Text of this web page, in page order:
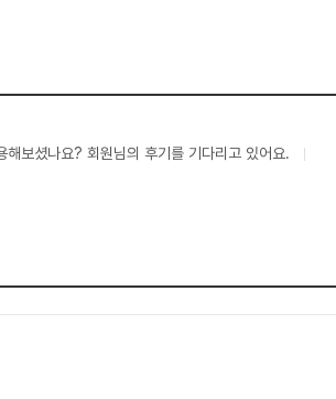
해보셨나요? 회원님의 후기를 기다리고 있어요.